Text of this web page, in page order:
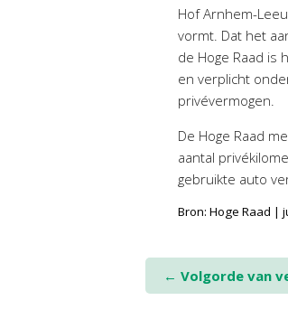
Hof Arnhem-
vormt. Dat het
de Hoge Raad
en verplicht
privévermogen.
De Hoge Raad
aantal
gebruikte auto
Bron: Hoge Raad |
← Volgorde van